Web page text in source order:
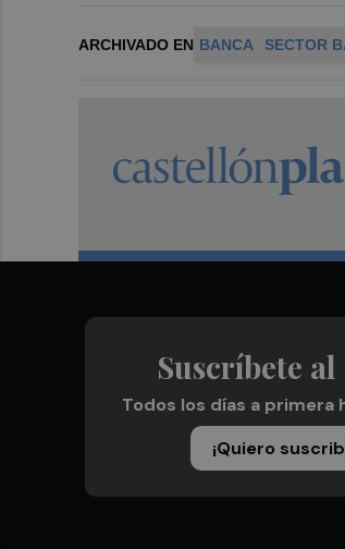
ARCHIVADO EN BANCA SECTOR
Suscríbete
Todos los días a primera
¡Quiero